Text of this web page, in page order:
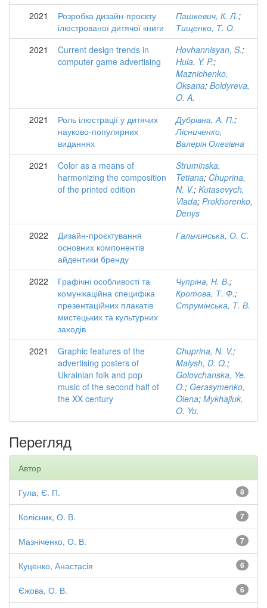
2021
Розробка дизайн-проєкту
ілюстрованої дитячої книги
Пашкевич, К. Л.;
Тищенко, Т. О.
2021
Current design trends in
computer game advertising
Hovhannisyan, S.;
Hula, Y. P.;
Maznichenko,
Oksana; Boldyreva,
O. A.
2021
Роль ілюстрації у дитячих
науково-популярних
виданнях
Дубрівна, А. П.;
Лісниченко,
Валерія Олегівна
2021
Color as a means of
harmonizing the composition
of the printed edition
Struminska,
Tetiana; Chuprina,
N. V.; Kutasevych,
Vlada; Prokhorenko,
Denys
2022
Дизайн-проєктування
основних компонентів
айдентики бренду
Гальчинська, О. С.
2022
Графічні особливості та
комунікаційна специфіка
презентаційних плакатів
мистецьких та культурних
заходів
Чупріна, Н. В.;
Кротова, Т. Ф.;
Струмінська, Т. В.
2021
Graphic features of the
advertising posters of
Ukrainian folk and pop
music of the second half of
the XX century
Chuprina, N. V.;
Malysh, D. O.;
Golovchanska, Ye.
O.; Gerasymenko,
Olena; Mykhajluk,
O. Yu.
Перегляд
Автор
8
Гула, Є. П.
7
Колісник, О. В.
7
Мазніченко, О. В.
6
Куценко, Анастасія
6
Єжова, О. В.